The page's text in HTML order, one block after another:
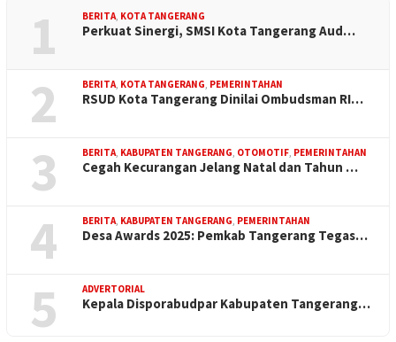
1 BERITA KOTA TANGERANG
Perkuat Sinergi, SMSI Kota Tangerang Aud…
2 BERITA KOTA TANGERANG PEMERINTAHAN
RSUD Kota Tangerang Dinilai Ombudsman RI…
3 BERITA KABUPATEN TANGERANG OTOMOTIF PEMERINTAHAN
Cegah Kecurangan Jelang Natal dan Tahun …
4 BERITA KABUPATEN TANGERANG PEMERINTAHAN
Desa Awards 2025: Pemkab Tangerang Tegas…
5 ADVERTORIAL
Kepala Disporabudpar Kabupaten Tangerang…